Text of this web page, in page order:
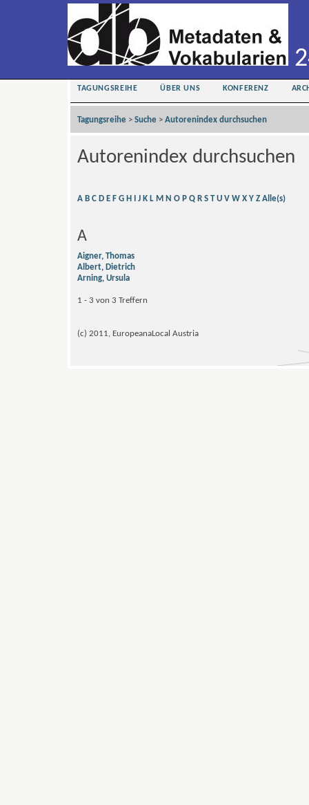
TAGUNGSREIHE ÜBER UNS KONFERENZ
Tagungsreihe > Suche > Autorenindex durchsuchen
Autorenindex durchsuchen
A B C D E F G H J K L M N O P Q R S T U V W X Y Z Alle(s)
A
Aigner, Thomas
Albert, Dietrich
Arning, Ursula
1 - 3 von 3 Treffern
(c) 2011, EuropeanaLocal Austria